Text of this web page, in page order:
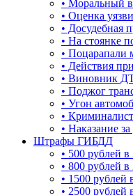
• Моральный
• Оценка
• Досудебная
• На стоянке
• Поцарапали
• Действия
• Виновник
• Поджог
• Угон
•
• Наказание
Штрафы ГИБДД
• 500 рублей в
• 800 рублей в
• 1500 рублей
• 2500 рублей